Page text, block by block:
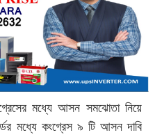
মধ্যে আসন সমঝোতা নিয়ে
মধ্যে কংগ্রেস ৯ টি আসন দাবি